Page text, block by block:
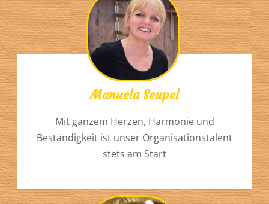
Manuela Seupel
Mit ganzem Herzen, Harmonie und
Beständigkeit ist unser Organisationstalent
stets am Start